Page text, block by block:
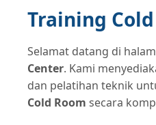
Training
Selamat datang di
Center. Kami
dan pelatihan teknik
Cold Room secara